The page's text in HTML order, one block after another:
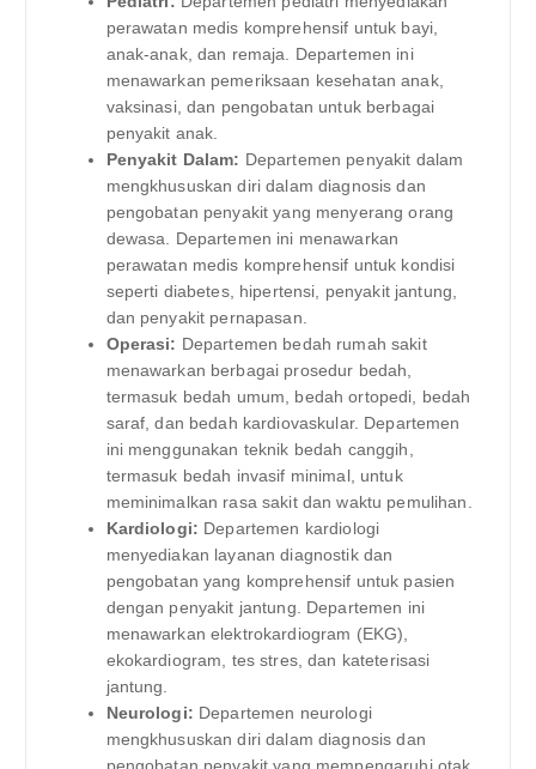
perawatan medis komprehensif untuk bayi,
anak-anak, dan remaja. Departemen ini
menawarkan pemeriksaan kesehatan anak,
vaksinasi, dan pengobatan untuk berbagai
penyakit anak.
Penyakit Dalam: Departemen penyakit dalam
mengkhususkan diri dalam diagnosis dan
pengobatan penyakit yang menyerang orang
dewasa. Departemen ini menawarkan
perawatan medis komprehensif untuk kondisi
seperti diabetes, hipertensi, penyakit jantung,
dan penyakit pernapasan.
Operasi: Departemen bedah rumah sakit
menawarkan berbagai prosedur bedah,
termasuk bedah umum, bedah ortopedi, bedah
saraf, dan bedah kardiovaskular. Departemen
ini menggunakan teknik bedah canggih,
termasuk bedah invasif minimal, untuk
meminimalkan rasa sakit dan waktu pemulihan.
Kardiologi: Departemen kardiologi
menyediakan layanan diagnostik dan
pengobatan yang komprehensif untuk pasien
dengan penyakit jantung. Departemen ini
menawarkan elektrokardiogram (EKG),
ekokardiogram, tes stres, dan kateterisasi
jantung.
Neurologi: Departemen neurologi
mengkhususkan diri dalam diagnosis dan